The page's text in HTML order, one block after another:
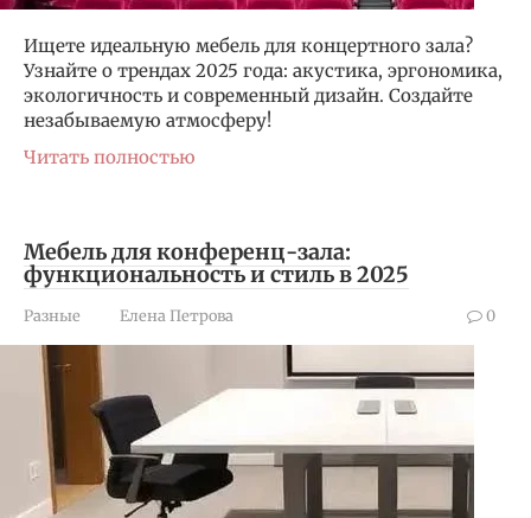
Ищете идеальную мебель для концертного зала?
Узнайте о трендах 2025 года: акустика, эргономика,
экологичность и современный дизайн. Создайте
незабываемую атмосферу!
Читать полностью
Мебель для конференц-зала:
функциональность и стиль в 2025
Разные Елена Петрова 0